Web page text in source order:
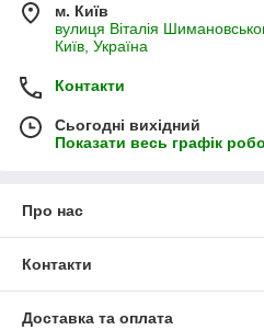
м. Київ
вулиця Віталія
Київ, Україна
Контакти
Сьогодні вихідний
Показати весь графік
Про нас
Контакти
Доставка та оплата